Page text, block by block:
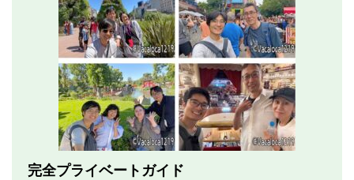
完全プライベートガイド